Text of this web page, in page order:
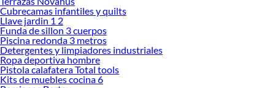
Cubrecamas infantiles y quilts
Llave jardin 1 2
Funda de sillon 3 cuerpos
Piscina redonda 3 metros
Detergentes y limpiadores industriales
Ropa deportiva hombre
Pistola calafatera Total tools
Kits de muebles cocina 6